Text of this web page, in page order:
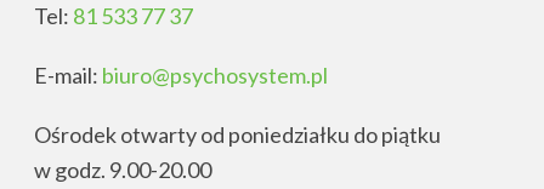
Tel: 81 533 77 37
E-mail: biuro@psychosystem.pl
Ośrodek otwarty od poniedziałku do piątku
w godz. 9.00-20.00